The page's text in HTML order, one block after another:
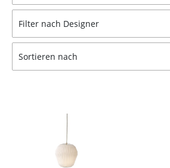
Bänke & Liegen
Sitzsäcke
Kinderstühle
Schaukelstühle
Bürodrehstühle
Filter nach Designer
Sortieren nach